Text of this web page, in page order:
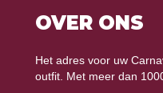
OVER ONS
Het adres voor uw
outfit. Met meer dan